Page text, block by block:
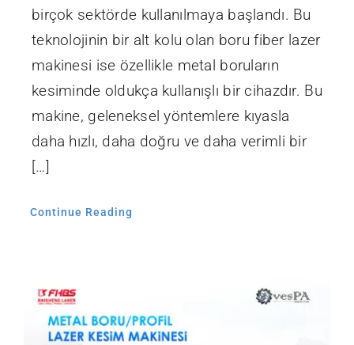
birçok sektörde kullanılmaya başlandı. Bu
teknolojinin bir alt kolu olan boru fiber lazer
makinesi ise özellikle metal boruların
kesiminde oldukça kullanışlı bir cihazdır. Bu
makine, geleneksel yöntemlere kıyasla
daha hızlı, daha doğru ve daha verimli bir
[…]
Continue Reading